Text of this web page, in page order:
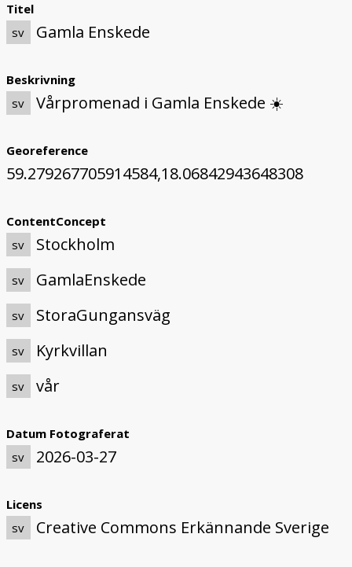
Titel
sv
Gamla Enskede
Beskrivning
sv
Vårpromenad i Gamla Enskede ☀️
Georeference
59.279267705914584,18.06842943648308
ContentConcept
sv
Stockholm
sv GamlaEnskede
sv StoraGungansväg
sv Kyrkvillan
sv vår
Datum Fotograferat
sv
2026-03-27
Licens
sv
Creative Commons Erkännande Sverige